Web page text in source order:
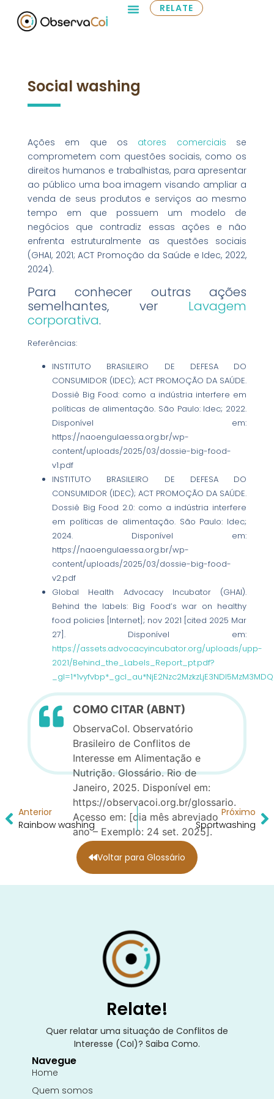
RELATE
Social washing
Ações em que os atores comerciais se
comprometem com questões sociais, como os
direitos humanos e trabalhistas, para apresentar
ao público uma boa imagem visando ampliar a
venda de seus produtos e serviços ao mesmo
tempo em que possuem um modelo de
negócios que contradiz essas ações e não
enfrenta estruturalmente as questões sociais
(GHAI, 2021; ACT Promoção da Saúde e Idec, 2022,
2024).
Para conhecer outras ações
semelhantes, ver Lavagem
corporativa.
Referências:
INSTITUTO BRASILEIRO DE DEFESA DO
CONSUMIDOR (IDEC); ACT PROMOÇÃO DA SAÚDE.
Dossiê Big Food: como a indústria interfere em
políticas de alimentação. São Paulo: Idec; 2022.
Disponível em:
https://naoengulaessa.org.br/wp-
content/uploads/2025/03/dossie-big-food-
v1.pdf
INSTITUTO BRASILEIRO DE DEFESA DO
CONSUMIDOR (IDEC); ACT PROMOÇÃO DA SAÚDE.
Dossiê Big Food 2.0: como a indústria interfere
em políticas de alimentação. São Paulo: Idec;
2024. Disponível em:
https://naoengulaessa.org.br/wp-
content/uploads/2025/03/dossie-big-food-
v2.pdf
Global Health Advocacy Incubator (GHAI).
Behind the labels: Big Food’s war on healthy
food policies [Internet]; nov 2021 [cited 2025 Mar
27]. Disponível em:
https://assets.advocacyincubator.org/uploads/upp-
2021/Behind_the_Labels_Report_pt.pdf?
_gl=1*1vyfvbp*_gcl_au*NjE2Nzc2MzkzLjE3NDI5MzM3MDQ
COMO CITAR (ABNT)
ObservaCoI. Observatório
Brasileiro de Conflitos de
Interesse em Alimentação e
Nutrição. Glossário. Rio de
Janeiro, 2025. Disponível em:
https://observacoi.org.br/glossario.
Acesso em: [dia mês abreviado
ano – Exemplo: 24 set. 2025].
Anterior
Rainbow washing
Próximo
Sportwashing
Voltar para Glossário
Relate!
Quer relatar uma situação de Conflitos de
Interesse (CoI)? Saiba Como.
Navegue
Home
Quem somos